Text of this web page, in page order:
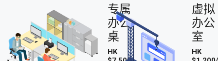
专属
办公
桌
HK
虚拟
办公
室
HK